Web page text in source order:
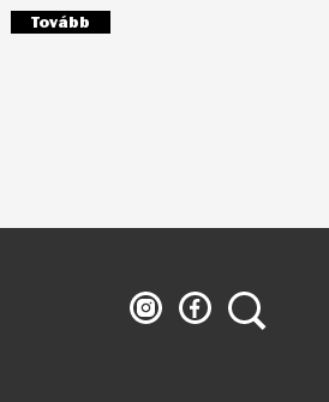
Tovább
Ludwig
Múzeum
Ludwig
Múzeum
Keresés